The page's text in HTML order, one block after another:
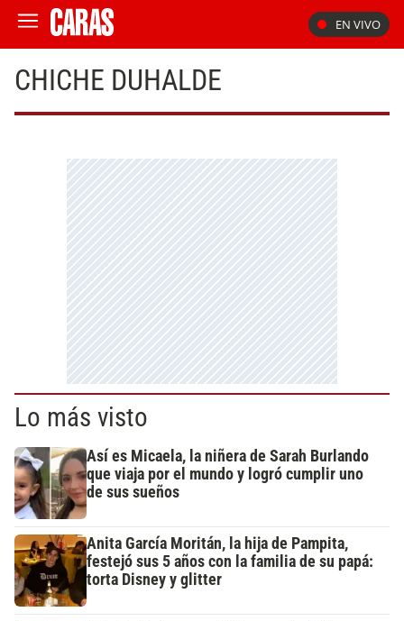
EN VIVO
CHICHE DUHALDE
Lo más visto
Así es Micaela, la niñera de Sarah Burlando
que viaja por el mundo y logró cumplir uno
de sus sueños
Anita García Moritán, la hija de Pampita,
festejó sus 5 años con la familia de su papá:
torta Disney y glitter